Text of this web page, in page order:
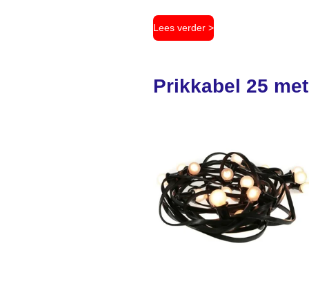
Lees verder >
Prikkabel 25